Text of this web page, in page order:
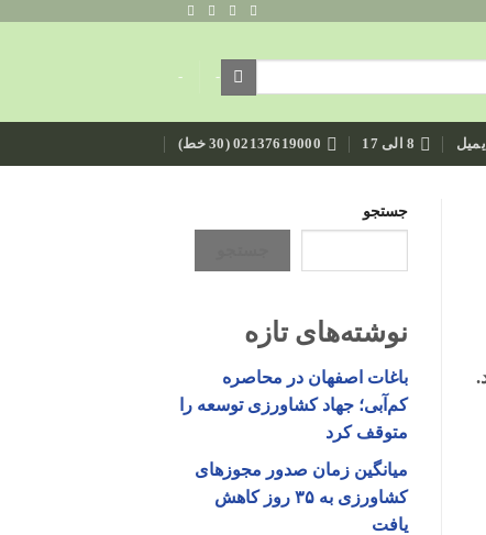
-
-
ایمیل 8 الی 17 02137619000 (30 خط)
جستجو
نوشته‌های تازه
باغات اصفهان در محاصره
کم‌آبی؛ جهاد کشاورزی توسعه را
متوقف کرد
میانگین زمان صدور مجوزهای
کشاورزی به ۳۵ روز کاهش
یافت